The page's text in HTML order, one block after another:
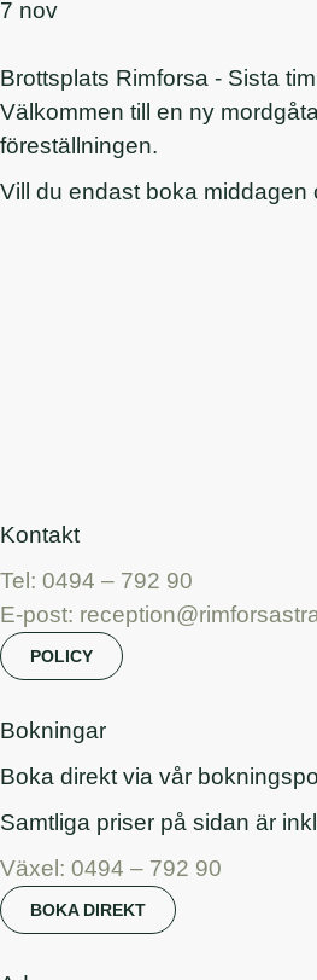
7 nov
Brottsplats Rimforsa - Sista
Välkommen till en ny
föreställningen.
Vill du endast boka
Kontakt
Tel: 0494 – 792 90
E-post:
POLICY
Bokningar
Boka direkt via vår
Samtliga priser på sidan är
Växel: 0494 – 792 90
BOKA DIREKT